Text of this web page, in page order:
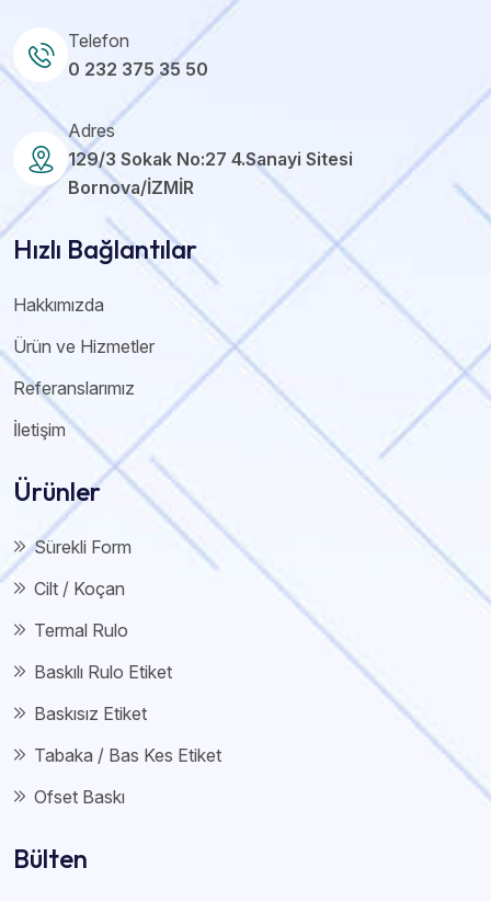
Telefon
0 232 375 35 50
Adres
129/3 Sokak No:27 4.Sanayi Sitesi
Bornova/İZMİR
Hızlı Bağlantılar
Hakkımızda
Ürün ve Hizmetler
Referanslarımız
İletişim
Ürünler
Sürekli Form
Cilt / Koçan
Termal Rulo
Baskılı Rulo Etiket
Baskısız Etiket
Tabaka / Bas Kes Etiket
Ofset Baskı
Bülten